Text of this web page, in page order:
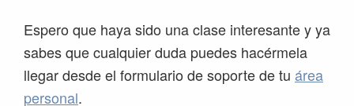
Espero que haya sido una clase interesante y ya
sabes que cualquier duda puedes hacérmela
llegar desde el formulario de soporte de tu área
personal.